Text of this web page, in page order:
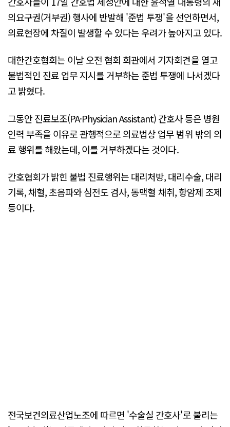
의요구권(거부권) 행사에 반발해 '준법 투쟁'을 선언하면서,
의료현장에 차질이 발생할 수 있다는 우려가 높아지고 있다.
대한간호협회는 이날 오전 협회 회관에서 기자회견을 열고
불법적인 진료 업무 지시를 거부하는 준법 투쟁에 나서겠다
고 밝혔다.
그동안 진료보조(PA·Physician Assistant) 간호사 등은 병원
인력 부족을 이유로 관행적으로 의료법상 업무 범위 밖의 의
료 행위를 해왔는데, 이를 거부하겠다는 것이다.
간호협회가 밝힌 불법 진료행위는 대리처방, 대리수술, 대리
기록, 채혈, 초음파와 심전도 검사, 동맥혈 채취, 항암제 조제
등이다.
전국보건의료산업노조에 따르면 '수술실 간호사'로 불리는